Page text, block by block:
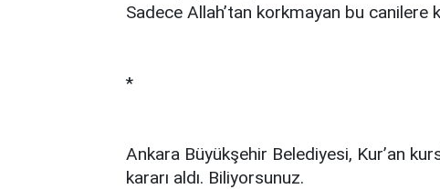
Sadece Allah’tan korkmayan bu canilere
*
Ankara Büyükşehir Belediyesi, Kur’an
kararı aldı. Biliyorsunuz.